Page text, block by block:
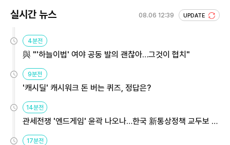
실시간 뉴스 08.06 12:39 UPDATE
4분전
與 "'하늘이법' 여야 공동 발의 괜찮아…그것이 협치"
9분전
'캐시딜' 캐시워크 돈 버는 퀴즈, 정답은?
14분전
관세전쟁 '엔드게임' 윤곽 나오나…한국 新통상정책 교두보 활
17분전